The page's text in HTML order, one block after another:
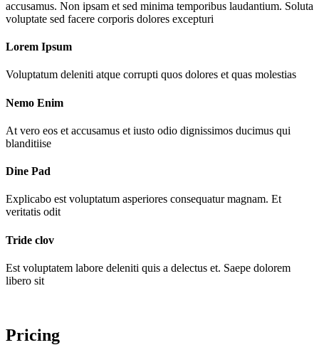
accusamus. Non ipsam et sed minima temporibus laudantium. Soluta
voluptate sed facere corporis dolores excepturi
Lorem Ipsum
Voluptatum deleniti atque corrupti quos dolores et quas molestias
Nemo Enim
At vero eos et accusamus et iusto odio dignissimos ducimus qui
blanditiise
Dine Pad
Explicabo est voluptatum asperiores consequatur magnam. Et
veritatis odit
Tride clov
Est voluptatem labore deleniti quis a delectus et. Saepe dolorem
libero sit
Pricing